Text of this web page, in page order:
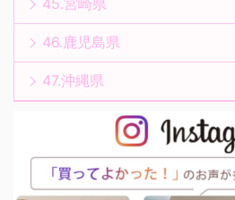
45.宮崎県
46.鹿児島県
47.沖縄県